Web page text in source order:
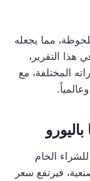
مما يجعله
هذا التقرير،
المختلفة، مع
عيار 24 اليوم يبلغ 84.76€ للشراء الخام
فيرتفع سعر